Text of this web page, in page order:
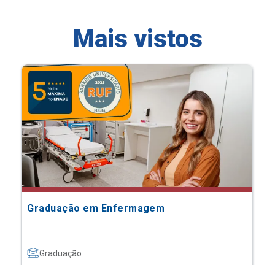
Mais vistos
Graduação em Enfermagem
Graduação